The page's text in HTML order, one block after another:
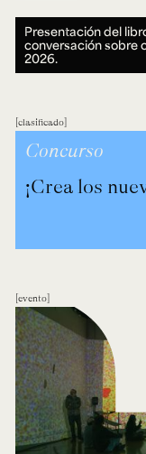
Presentación del
conversación sobre
2026.
clasificado
Concurso
¡Crea los
evento